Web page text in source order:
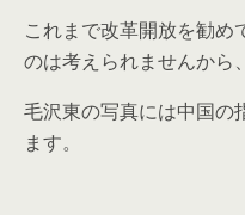
これまで改革開放を勧め
のは考えられませんから、
毛沢東の写真には中国の
ます。